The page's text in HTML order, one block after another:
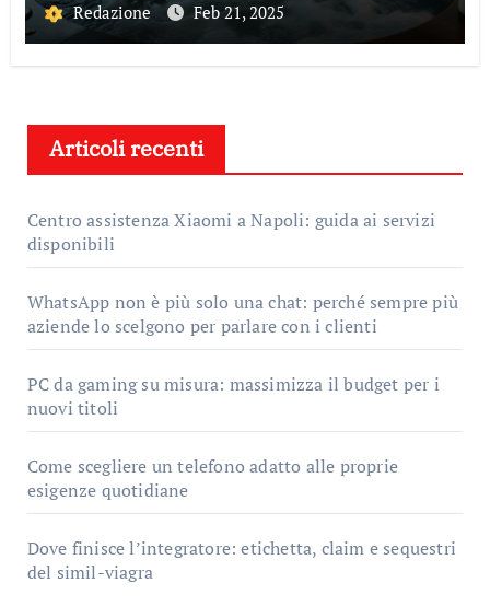
Redazione Feb 21, 2025
Articoli recenti
Centro assistenza Xiaomi a Napoli: guida ai servizi
disponibili
WhatsApp non è più solo una chat: perché sempre più
aziende lo scelgono per parlare con i clienti
PC da gaming su misura: massimizza il budget per i
nuovi titoli
Come scegliere un telefono adatto alle proprie
esigenze quotidiane
Dove finisce l’integratore: etichetta, claim e sequestri
del simil-viagra